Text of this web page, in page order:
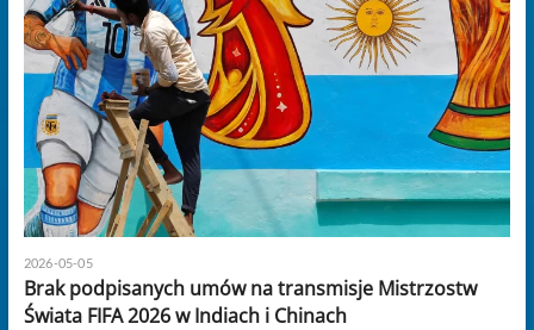
2026-05-05
Brak podpisanych umów na transmisje Mistrzostw
Świata FIFA 2026 w Indiach i Chinach